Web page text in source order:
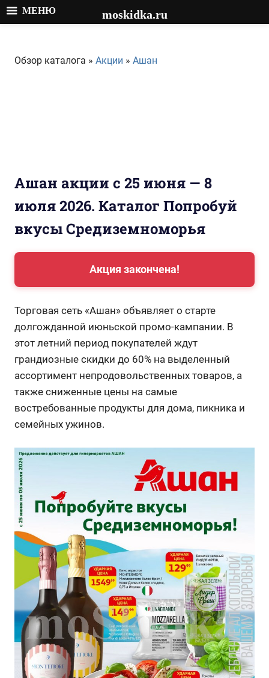
содержимому
Обзор каталога » Акции » Ашан
Ашан акции с 25 июня — 8
июля 2026. Каталог Попробуй
вкусы Средиземноморья
Акция закончена!
Торговая сеть «Ашан» объявляет о старте
долгожданной июньской промо-кампании. В
этот летний период покупателей ждут
грандиозные скидки до 60% на выделенный
ассортимент непродовольственных товаров, а
также сниженные цены на самые
востребованные продукты для дома, пикника и
семейных ужинов.
МЕНЮ moskidka.ru